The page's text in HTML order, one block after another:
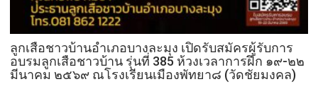
ลูกเสือชาวบ้านอำเภอบางละมุง เปิดรับสมัครผู้รับการ
อบรมลูกเสือชาวบ้าน รุ่นที่ 385 ห้วงเวลาการฝึก ๑๙-๒๒
มีนาคม ๒๕๖๙ ณโรงเรียนเมืองพัทยา๘ (วัดชัยมงคล)